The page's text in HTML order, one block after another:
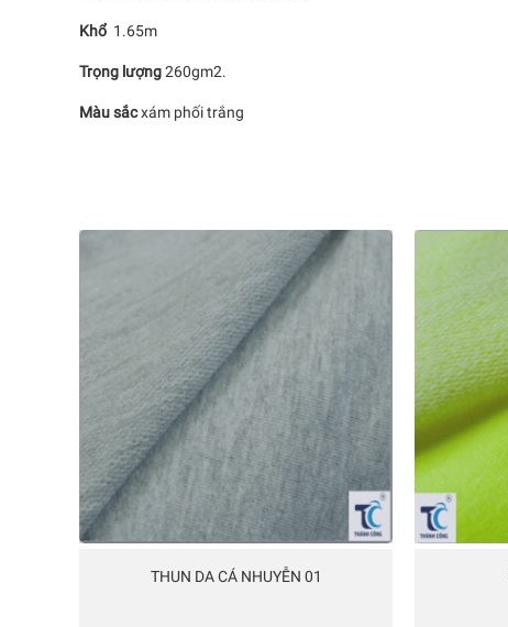
Khổ 1.65m
Trọng lượng260gm2.
Màu sắcxám phối trắng
THUN DA CÁ NHUYỄN 01